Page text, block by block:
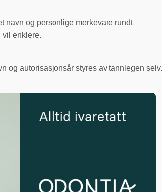
navn og personlige merkevare rundt
vil enklere.
og autorisasjonsår styres av tannlegen selv.